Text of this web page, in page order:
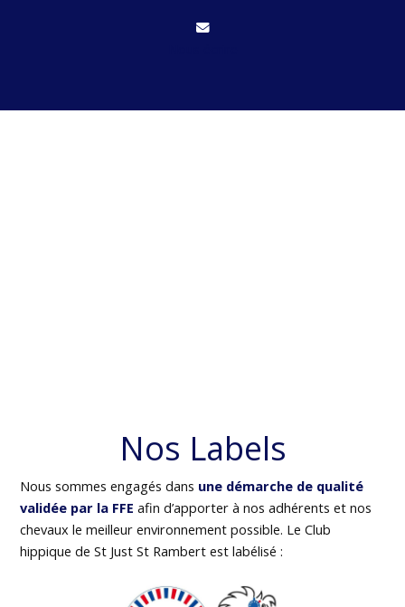
Nos Labels
Nous sommes engagés dans une démarche de qualité
validée par la FFE afin d’apporter à nos adhérents et nos
chevaux le meilleur environnement possible. Le Club
hippique de St Just St Rambert est labélisé :